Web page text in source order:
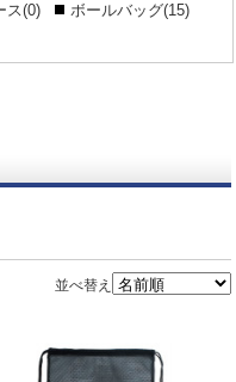
ス(0)
ボールバッグ(15)
並べ替え